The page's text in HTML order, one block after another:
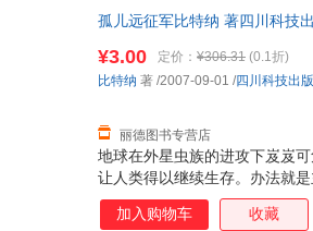
孤儿远征军比特纳 著四川科技
地球在外星虫族的进攻下岌岌
让人类得以继续生存。办法就
成这个有去无回的使命。人类
万德在父母死于虫族之手后。
¥3.00 定价： ¥306.31 (0.1折)
丽德图书专营店
比特纳 著 /2007-09-01 /四川科技出
加入购物车 收藏